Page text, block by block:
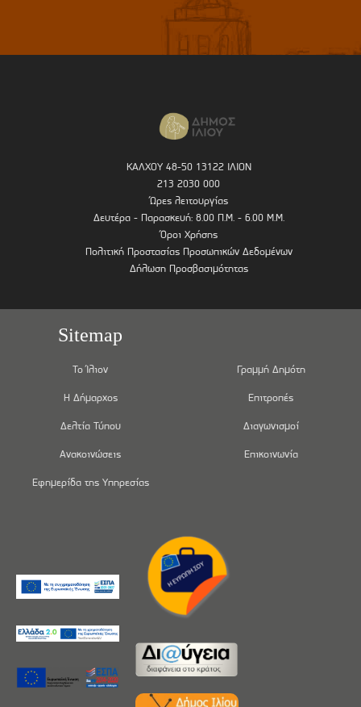
ΚΑΛΧΟΥ 48-50 13122 ΙΛΙΟΝ
213 2030 000
Ώρες λειτουργίας
Δευτέρα - Παρασκευή: 8.00 Π.Μ. - 6.00 Μ.Μ.
Όροι Χρήσης
Πολιτική Προστασίας Προσωπικών Δεδομένων
Δήλωση Προσβασιμότητας
Sitemap
Το Ίλιον
Η Δήμαρχος
Δελτία Τύπου
Ανακοινώσεις
Εφημερίδα της Υπηρεσίας
Γραμμή Δημότη
Επιτροπές
Διαγωνισμοί
Επικοινωνία